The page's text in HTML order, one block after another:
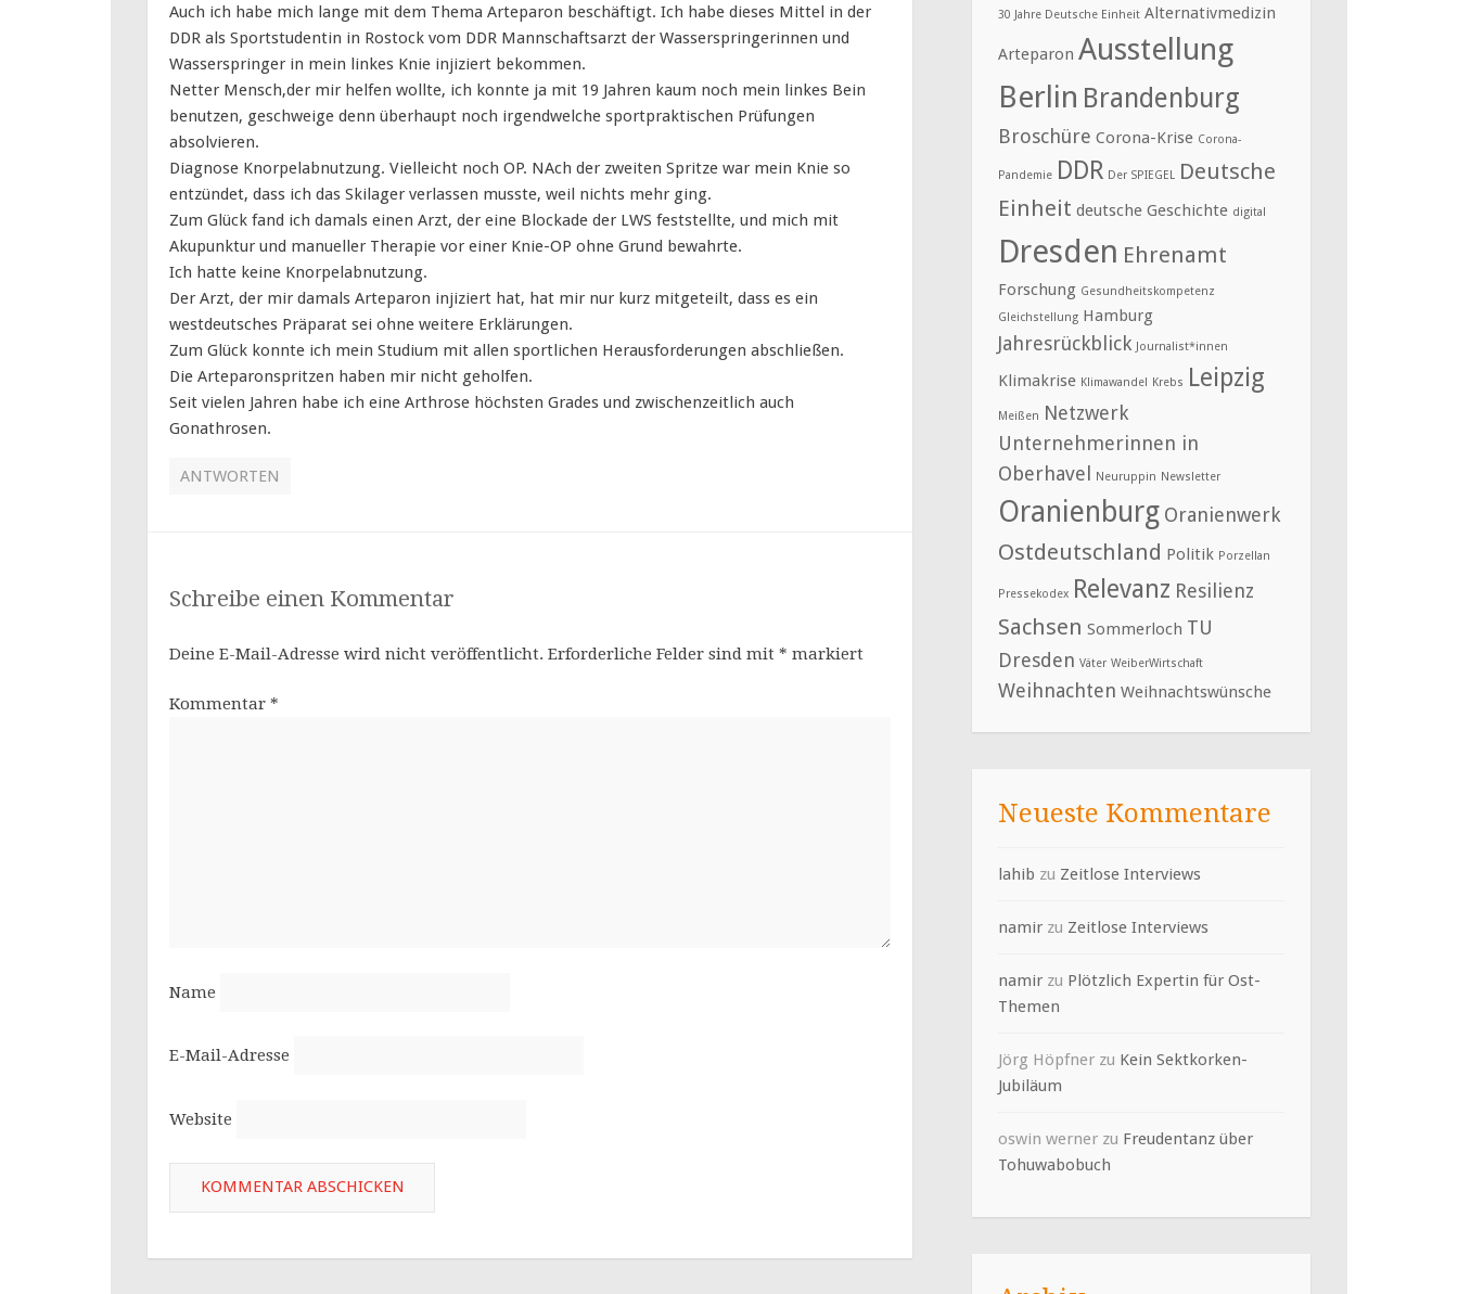
Auch ich habe mich lange mit dem Thema Arteparon beschäftigt. Ich habe dieses Mittel in der
DDR als Sportstudentin in Rostock vom DDR Mannschaftsarzt der Wasserspringerinnen und
Wasserspringer in mein linkes Knie injiziert bekommen.
Netter Mensch,der mir helfen wollte, ich konnte ja mit 19 Jahren kaum noch mein linkes Bein
benutzen, geschweige denn überhaupt noch irgendwelche sportpraktischen Prüfungen
absolvieren.
Diagnose Knorpelabnutzung. Vielleicht noch OP. NAch der zweiten Spritze war mein Knie so
entzündet, dass ich das Skilager verlassen musste, weil nichts mehr ging.
Zum Glück fand ich damals einen Arzt, der eine Blockade der LWS feststellte, und mich mit
Akupunktur und manueller Therapie vor einer Knie-OP ohne Grund bewahrte.
Ich hatte keine Knorpelabnutzung.
Der Arzt, der mir damals Arteparon injiziert hat, hat mir nur kurz mitgeteilt, dass es ein
westdeutsches Präparat sei ohne weitere Erklärungen.
Zum Glück konnte ich mein Studium mit allen sportlichen Herausforderungen abschließen.
Die Arteparonspritzen haben mir nicht geholfen.
Seit vielen Jahren habe ich eine Arthrose höchsten Grades und zwischenzeitlich auch
Gonathrosen.
ANTWORTEN
Schreibe einen Kommentar
Deine E-Mail-Adresse wird nicht veröffentlicht. Erforderliche Felder sind mit * markiert
Kommentar *
Name
E-Mail-Adresse
Website
30 Jahre Deutsche Einheit Alternativmedizin
Arteparon Ausstellung
Berlin Brandenburg
Broschüre Corona-Krise Corona-
Pandemie DDR Der SPIEGEL Deutsche
Einheit deutsche Geschichte digital
Dresden Ehrenamt
Forschung Gesundheitskompetenz
Gleichstellung Hamburg
Jahresrückblick Journalist*innen
Klimakrise Klimawandel Krebs Leipzig
Meißen Netzwerk
Unternehmerinnen in
Oberhavel
Neuruppin Newsletter
Oranienburg Oranienwerk
Ostdeutschland Politik Porzellan
Pressekodex Relevanz Resilienz
Sachsen Sommerloch TU
Dresden Väter WeiberWirtschaft
Weihnachten Weihnachtswünsche
Neueste Kommentare
lahib zu Zeitlose Interviews
namir zu Zeitlose Interviews
namir zu Plötzlich Expertin für Ost-
Themen
Jörg Höpfner zu Kein Sektkorken-
Jubiläum
oswin werner zu Freudentanz über
Tohuwabobuch